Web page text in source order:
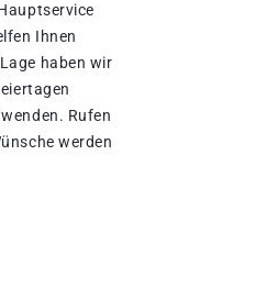
Ihnen
haben wir
Rufen
werden